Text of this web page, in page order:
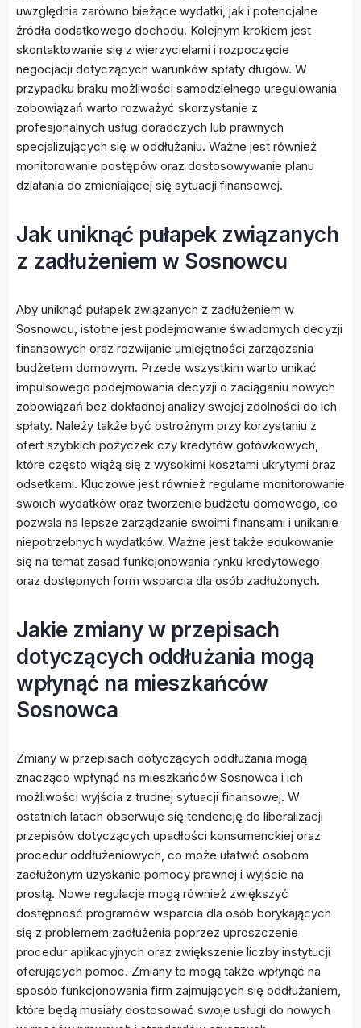
uwzględnia zarówno bieżące wydatki, jak i potencjalne
źródła dodatkowego dochodu. Kolejnym krokiem jest
skontaktowanie się z wierzycielami i rozpoczęcie
negocjacji dotyczących warunków spłaty długów. W
przypadku braku możliwości samodzielnego uregulowania
zobowiązań warto rozważyć skorzystanie z
profesjonalnych usług doradczych lub prawnych
specjalizujących się w oddłużaniu. Ważne jest również
monitorowanie postępów oraz dostosowywanie planu
działania do zmieniającej się sytuacji finansowej.
Jak uniknąć pułapek związanych
z zadłużeniem w Sosnowcu
Aby uniknąć pułapek związanych z zadłużeniem w
Sosnowcu, istotne jest podejmowanie świadomych decyzji
finansowych oraz rozwijanie umiejętności zarządzania
budżetem domowym. Przede wszystkim warto unikać
impulsowego podejmowania decyzji o zaciąganiu nowych
zobowiązań bez dokładnej analizy swojej zdolności do ich
spłaty. Należy także być ostrożnym przy korzystaniu z
ofert szybkich pożyczek czy kredytów gotówkowych,
które często wiążą się z wysokimi kosztami ukrytymi oraz
odsetkami. Kluczowe jest również regularne monitorowanie
swoich wydatków oraz tworzenie budżetu domowego, co
pozwala na lepsze zarządzanie swoimi finansami i unikanie
niepotrzebnych wydatków. Ważne jest także edukowanie
się na temat zasad funkcjonowania rynku kredytowego
oraz dostępnych form wsparcia dla osób zadłużonych.
Jakie zmiany w przepisach
dotyczących oddłużania mogą
wpłynąć na mieszkańców
Sosnowca
Zmiany w przepisach dotyczących oddłużania mogą
znacząco wpłynąć na mieszkańców Sosnowca i ich
możliwości wyjścia z trudnej sytuacji finansowej. W
ostatnich latach obserwuje się tendencję do liberalizacji
przepisów dotyczących upadłości konsumenckiej oraz
procedur oddłużeniowych, co może ułatwić osobom
zadłużonym uzyskanie pomocy prawnej i wyjście na
prostą. Nowe regulacje mogą również zwiększyć
dostępność programów wsparcia dla osób borykających
się z problemem zadłużenia poprzez uproszczenie
procedur aplikacyjnych oraz zwiększenie liczby instytucji
oferujących pomoc. Zmiany te mogą także wpłynąć na
sposób funkcjonowania firm zajmujących się oddłużaniem,
które będą musiały dostosować swoje usługi do nowych